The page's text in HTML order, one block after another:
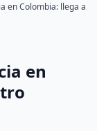
en Colombia: llega a
en